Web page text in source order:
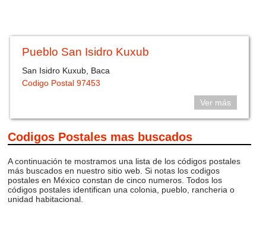
Pueblo San Isidro Kuxub
San Isidro Kuxub, Baca
Codigo Postal 97453
Ver más
Codigos Postales mas buscados
A continuación te mostramos una lista de los códigos postales
más buscados en nuestro sitio web. Si notas los codigos
postales en México constan de cinco numeros. Todos los
códigos postales identifican una colonia, pueblo, rancheria o
unidad habitacional.